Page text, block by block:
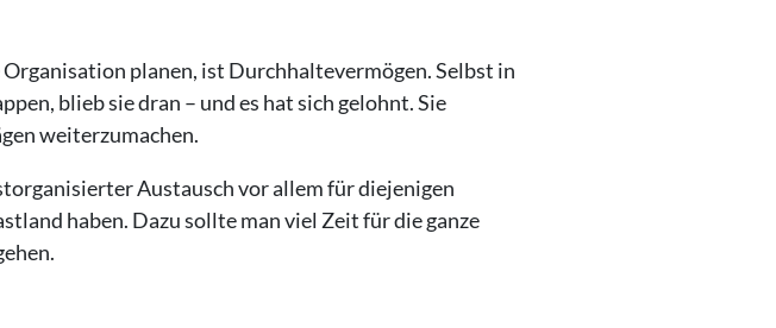
planen, ist Durchhaltevermögen. Selbst in
blieb sie dran – und es hat sich gelohnt. Sie
weiterzumachen.
Austausch vor allem für diejenigen
haben. Dazu sollte man viel Zeit für die ganze